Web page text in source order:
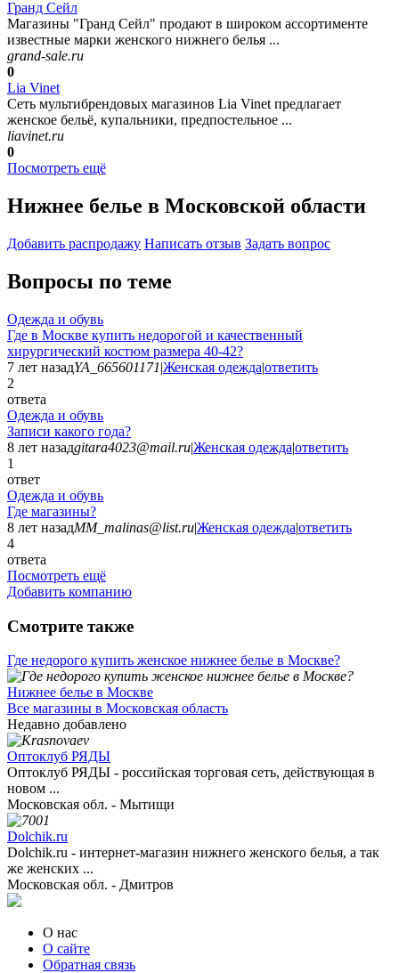
Гранд Сейл
Магазины "Гранд Сейл" продают в широком ассортименте
известные марки женского нижнего белья ...
grand-sale.ru
0
Lia Vinet
Сеть мультибрендовых магазинов Lia Vinet предлагает
женское бельё, купальники, предпостельное ...
liavinet.ru
0
Посмотреть ещё
Нижнее белье в Московской области
Добавить раcпродажу Написать отзыв Задать вопрос
Вопросы по теме
Одежда и обувь
Где в Москве купить недорогой и качественный
хирургический костюм размера 40-42?
7 лет назадYA_665601171|Женская одежда|ответить
2
ответа
Одежда и обувь
Записи какого года?
8 лет назадgitara4023@mail.ru|Женская одежда|ответить
1
ответ
Одежда и обувь
Где магазины?
8 лет назадMM_malinas@list.ru|Женская одежда|ответить
4
ответа
Посмотреть ещё
Добавить компанию
Смотрите также
Где недорого купить женское нижнее белье в Москве?
Нижнее белье в Москве
Все магазины в Московская область
Недавно добавлено
Оптоклуб РЯДЫ
Оптоклуб РЯДЫ - российская торговая сеть, действующая в
новом ...
Московская обл. - Мытищи
Dolchik.ru
Dolchik.ru - интернет-магазин нижнего женского белья, а так
же женских ...
Московская обл. - Дмитров
О нас
О сайте
Обратная связь